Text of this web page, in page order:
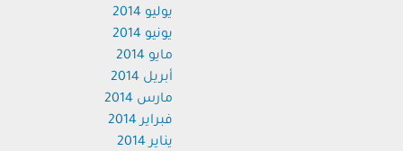
يوليو 2014
يونيو 2014
مايو 2014
أبريل 2014
مارس 2014
فبراير 2014
يناير 2014